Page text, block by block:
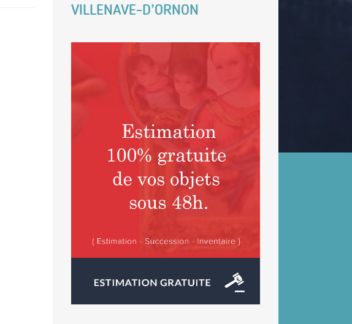
VILLENAVE-D’ORNON